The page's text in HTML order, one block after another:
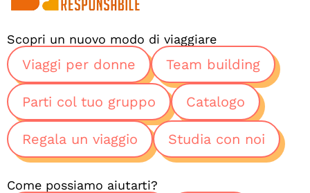
Scopri un nuovo modo di viaggiare
Viaggi per donne Team building
Parti col tuo gruppo Catalogo
Regala un viaggio Studia con noi
Come possiamo aiutarti?